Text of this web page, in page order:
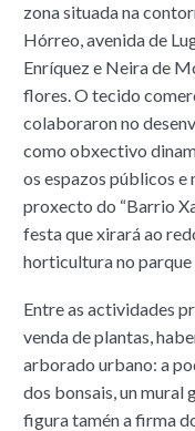
zona situada na
Hórreo, avenida de
Enríquez e Neira de
flores. O tecido
colaboraron no
como obxectivo
os espazos públicos
proxecto do “Barrio
festa que xirará ao
horticultura no
Entre as actividades
venda de plantas,
arborado urbano: a
dos bonsais, un
figura tamén a firma